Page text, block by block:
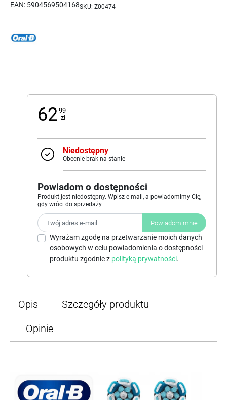
EAN: 5904569504168SKU: Z00474
62 99
zł
Niedostępny
Obecnie brak na stanie
Powiadom o dostępności
Produkt jest niedostępny. Wpisz e-mail, a powiadomimy Cię,
gdy wróci do sprzedaży.
Powiadom mnie
Wyrażam zgodę na przetwarzanie moich danych
osobowych w celu powiadomienia o dostępności
produktu zgodnie z polityką prywatności.
Opis
Szczegóły produktu
Opinie